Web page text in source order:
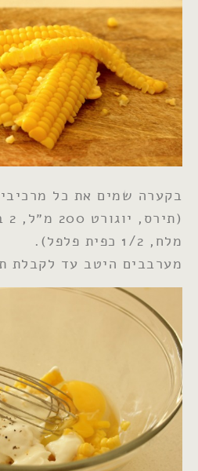
בקערה שמים את כל
מלח, 1/2 כפית פלפל).
מערבבים היטב עד לקבלת